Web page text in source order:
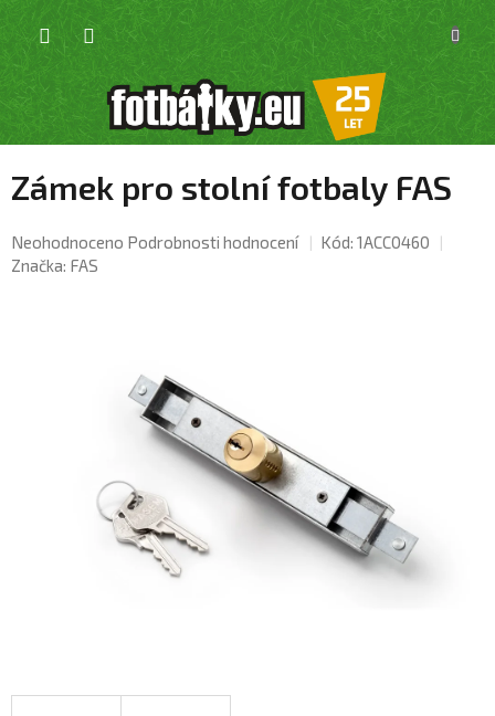
Přejít
obsah
KOŠÍK
Zámek pro stolní fotbaly FAS
Průměrné
hodnocení
Neohodnoceno Podrobnosti hodnocení Kód: 1ACC0460
Značka: FAS